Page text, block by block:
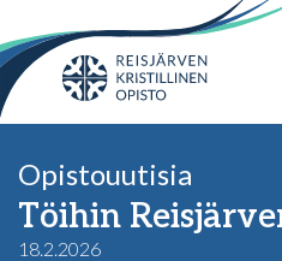
Opistouutisia
Töihin
18.2.2026